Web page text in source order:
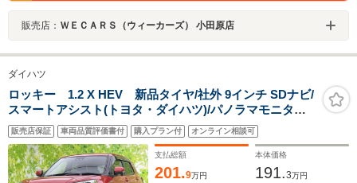
販売店： ＷＥＣＡＲＳ（ウィーカーズ） 小田原店
ダイハツ
ロッキー 1.2 X HEV 新品タイヤ/社外 9インチ SDナビ/
スマートアシスト(トヨタ・ダイハツ)/パノラマモニター/
車線逸脱防止支援システム/ドライブレコーダー 社外/ヘッ
ドランプ LED
販売店保証 車両品質評価書付 購入プラン付 オンライン相談可
支払総額
201.9万円
本体価格
191.3万円